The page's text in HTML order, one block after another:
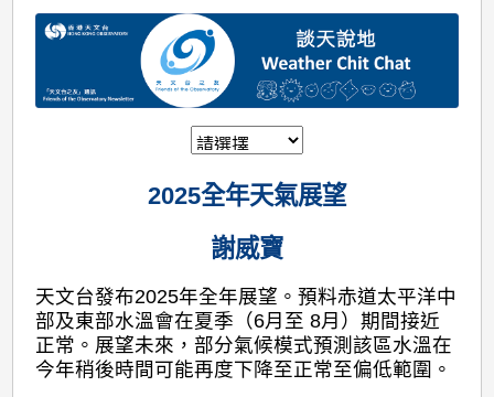
2025全年天氣展望
謝威寶
天文台發布2025年全年展望。預料赤道太平洋中
部及東部水溫會在夏季（6月至 8月）期間接近
正常。展望未來，部分氣候模式預測該區水溫在
今年稍後時間可能再度下降至正常至偏低範圍。